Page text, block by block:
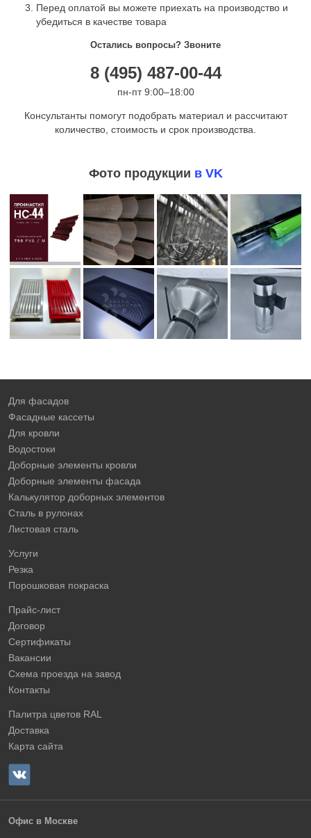
Перед оплатой вы можете приехать на производство и
убедиться в качестве товара
Остались вопросы? Звоните
8 (495) 487-00-44
пн-пт 9:00–18:00
Консультанты помогут подобрать материал и рассчитают
количество, стоимость и срок производства.
Фото продукции в VK
Для фасадов
Фасадные кассеты
Для кровли
Водостоки
Доборные элементы кровли
Доборные элементы фасада
Калькулятор доборных элементов
Сталь в рулонах
Листовая сталь
Услуги
Резка
Порошковая покраска
Прайс-лист
Договор
Сертификаты
Вакансии
Схема проезда на завод
Контакты
Палитра цветов RAL
Доставка
Карта сайта
Офис в Москве